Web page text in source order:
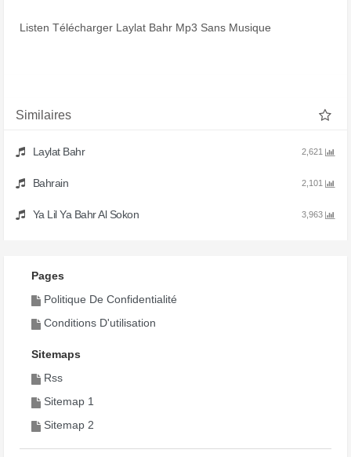
Listen Télécharger Laylat Bahr Mp3 Sans Musique
Similaires
Laylat Bahr 2,621
Bahrain 2,101
Ya Lil Ya Bahr Al Sokon 3,963
Pages
Politique De Confidentialité
Conditions D'utilisation
Sitemaps
Rss
Sitemap 1
Sitemap 2